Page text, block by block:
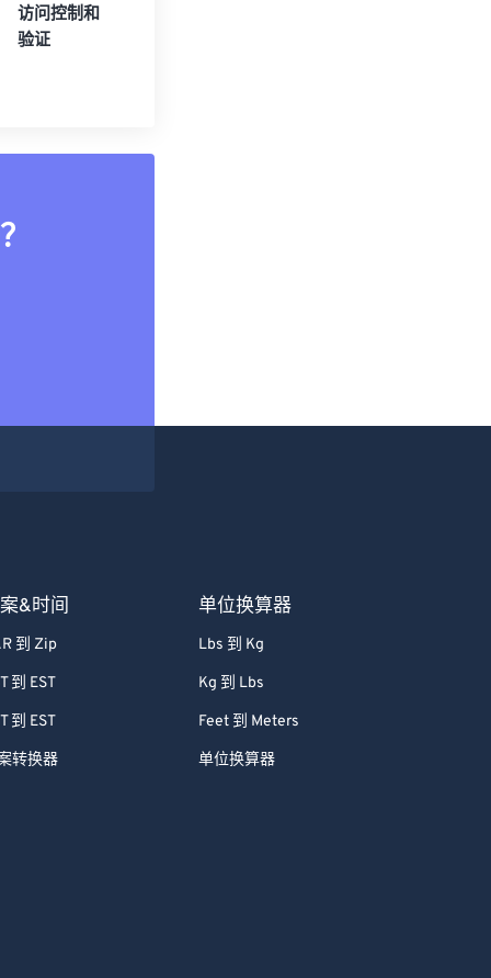
访问控制和
验证
&时间
到 Zip
到 EST
到 EST
转换器
单位换算器
Lbs 到 Kg
Kg 到 Lbs
Feet 到 Meters
单位换算器